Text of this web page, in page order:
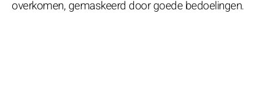
overkomen, gemaskeerd door goede bedoelingen.